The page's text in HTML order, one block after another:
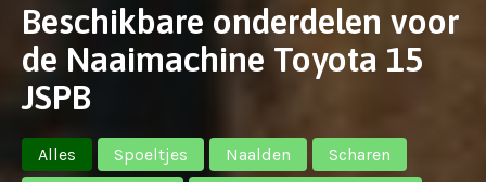
Beschikbare onderdelen voor
de Naaimachine Toyota 15
JSPB
Alles Spoeltjes Naalden
Scharen